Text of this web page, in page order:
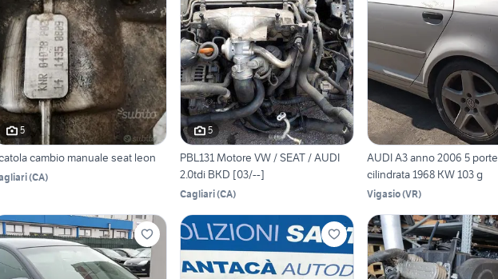
5
cambio manuale seat leon
(CA)
5
PBL131 Motore VW / SEAT / AUDI
2.0tdi BKD [03/--]
Cagliari(CA)
AUDI A3 anno 2006 5 porte
cilindrata 1968 KW 103 g
Vigasio(VR)